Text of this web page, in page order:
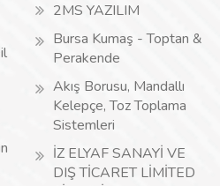
2MS YAZILIM
Bursa Kumaş - Toptan &
Perakende
Akış Borusu, Mandallı
Kelepçe, Toz Toplama
Sistemleri
İZ ELYAF SANAYİ VE
DIŞ TİCARET LİMİTED